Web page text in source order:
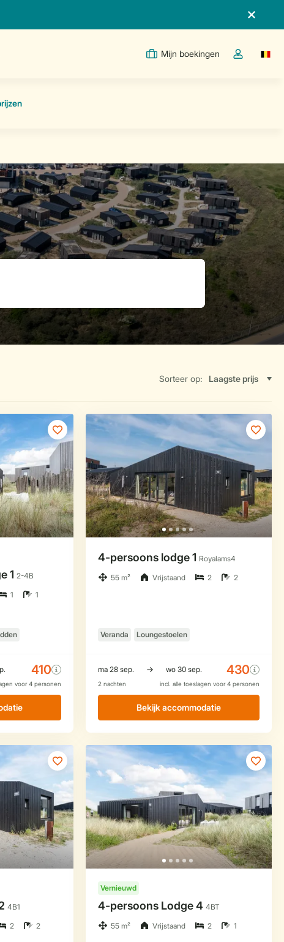
Mijn boekingen
Open de
Sorteer op: